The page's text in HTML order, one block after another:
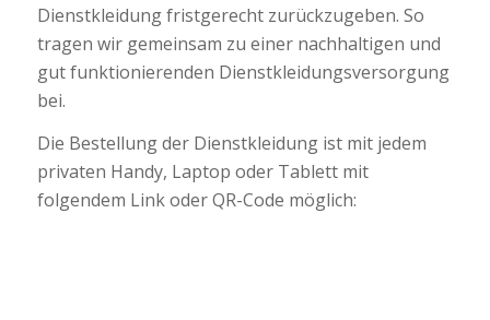
Dienstkleidung fristgerecht zurückzugeben. So
tragen wir gemeinsam zu einer nachhaltigen und
gut funktionierenden Dienstkleidungsversorgung
bei.
Die Bestellung der Dienstkleidung ist mit jedem
privaten Handy, Laptop oder Tablett mit
folgendem Link oder QR-Code möglich: